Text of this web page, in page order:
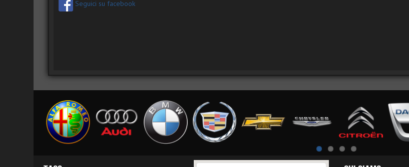
Seguici su facebook